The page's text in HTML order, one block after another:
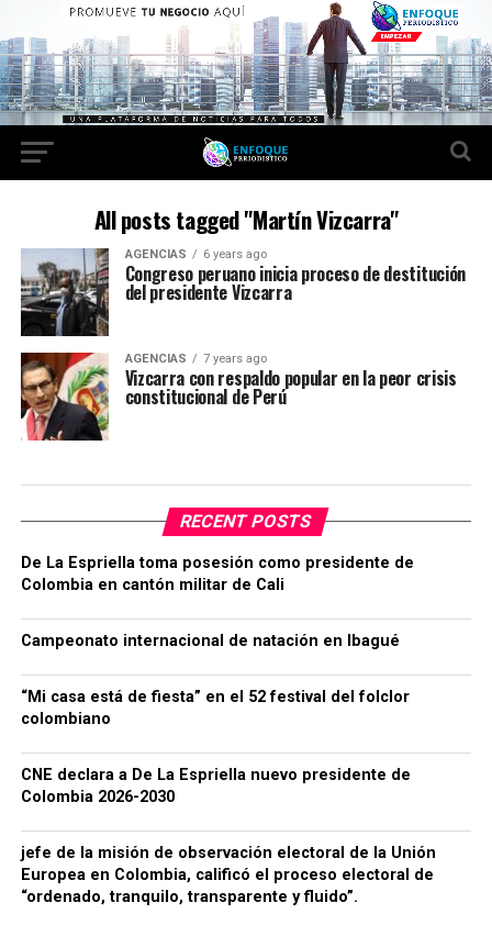
All posts tagged "Martín Vizcarra"
AGENCIAS 6 years ago
Congreso peruano inicia proceso de destitución
del presidente Vizcarra
AGENCIAS 7 years ago
Vizcarra con respaldo popular en la peor crisis
constitucional de Perú
RECENT POSTS
De La Espriella toma posesión como presidente de
Colombia en cantón militar de Cali
Campeonato internacional de natación en Ibagué
“Mi casa está de fiesta” en el 52 festival del folclor
colombiano
CNE declara a De La Espriella nuevo presidente de
Colombia 2026-2030
jefe de la misión de observación electoral de la Unión
Europea en Colombia, calificó el proceso electoral de
“ordenado, tranquilo, transparente y fluido”.